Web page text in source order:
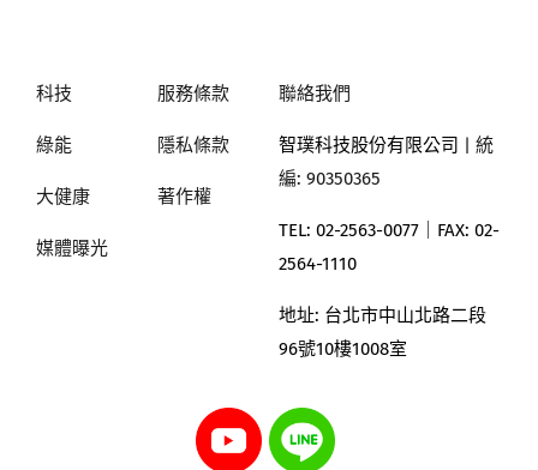
科技
綠能
大健康
媒體曝光
服務條款
隱私條款
著作權
聯絡我們
智璞科技股份有限公司 | 統
編: 90350365
TEL: 02-2563-0077｜ FAX: 02-
2564-1110
地址: 台北市中山北路二段
96號10樓1008室